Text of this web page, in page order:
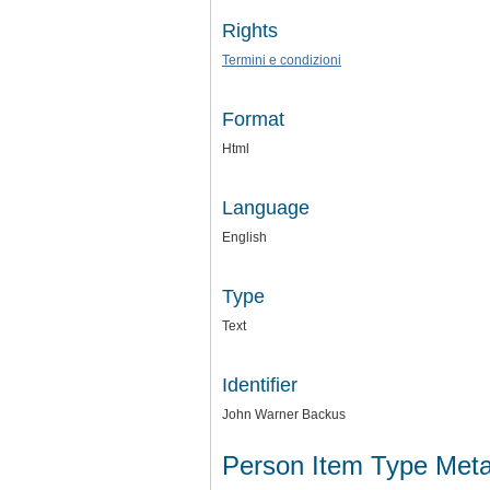
Rights
Termini e condizioni
Format
Html
Language
English
Type
Text
Identifier
John Warner Backus
Person Item Type